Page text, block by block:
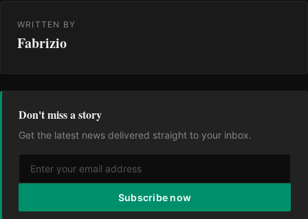
WRITTEN BY
Fabrizio
Don't miss a story
Get the latest news delivered straight to your inbox.
Subscribe now